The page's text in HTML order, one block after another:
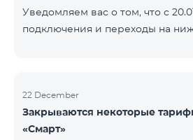
телевизионной платформы и
соответствуют нормам
Уведомляем вас о том, что с
подключения и переходы на
22 December
Закрываются некоторые
«Смарт»